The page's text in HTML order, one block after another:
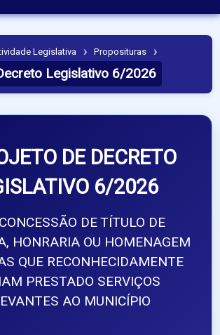
Legislativa › Proposituras ›
Legislativo 6/2026
DE DECRETO
6/2026
DE TÍTULO DE
HONRARIA OU HOMENAGEM
QUE RECONHECIDAMENTE
PRESTADO SERVIÇOS
AO MUNICÍPIO